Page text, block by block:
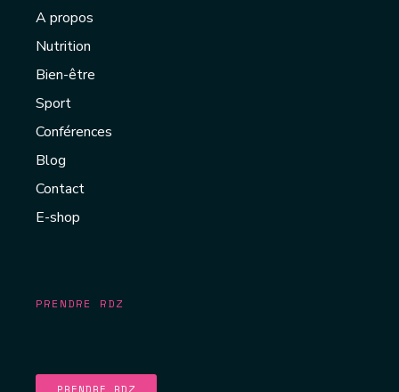
A propos
Nutrition
Bien-être
Sport
Conférences
Blog
Contact
E-shop
PRENDRE RDZ